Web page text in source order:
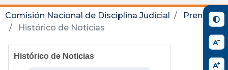
Comisión Nacional de Disciplina Judicial
Prensa
Histórico de Noticias
Histórico de Noticias